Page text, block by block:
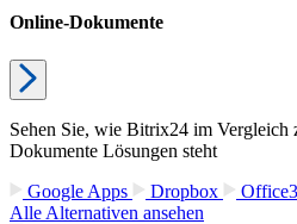
Online-Dokumente
Sehen Sie, wie Bitrix24 im Vergleich
Dokumente Lösungen steht
Google Apps
Dropbox
Alle Alternativen ansehen